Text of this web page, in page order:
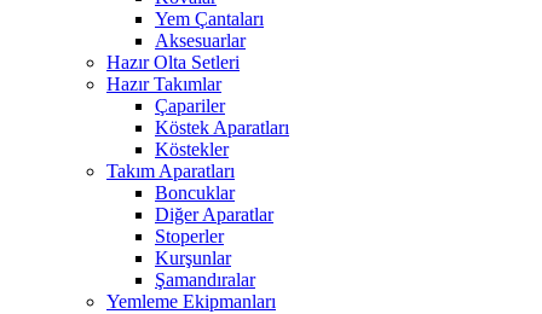
Yem Çantaları
Aksesuarlar
Hazır Olta Setleri
Hazır Takımlar
Çapariler
Köstek Aparatları
Köstekler
Takım Aparatları
Boncuklar
Diğer Aparatlar
Stoperler
Kurşunlar
Şamandıralar
Yemleme Ekipmanları